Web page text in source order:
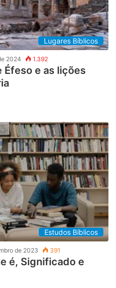
Lugares Bíblicos
2024 1.392
e as lições
Estudos Bíblicos
de 2023 391
é, Significado e